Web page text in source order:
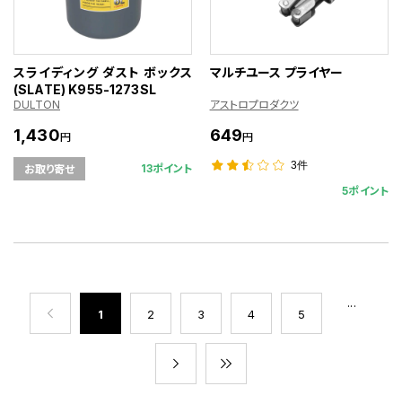
スライディング ダスト ボックス
(SLATE) K955-1273SL
DULTON
1,430円
お取り寄せ 13ポイント
マルチユース プライヤー
アストロプロダクツ
649円
3件
5ポイント
1 2 3 4 5
...